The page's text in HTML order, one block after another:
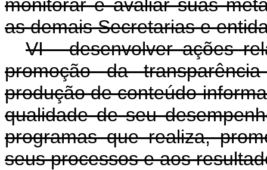
monitorar e avaliar suas
as demais Secretarias e
VI - desenvolver ações
promoção da
produção de conteúdo
qualidade de seu
programas que realiza,
seus processos e aos